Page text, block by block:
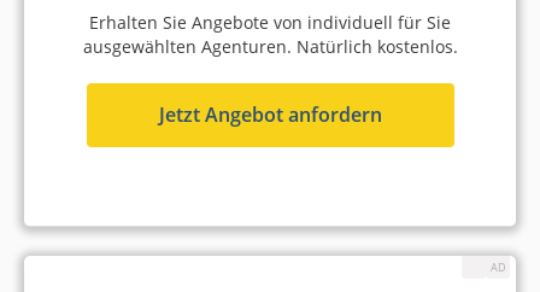
4,9
4,8 Sterne
ab 2.000 Euro (Monatsbudget)
100 % Weiterempfehlung
NETPROFIT, Werbeagentur
Erhalten Sie Angebote von individuell für Sie
ausgewählten Agenturen. Natürlich kostenlos.
Jetzt Angebot anfordern